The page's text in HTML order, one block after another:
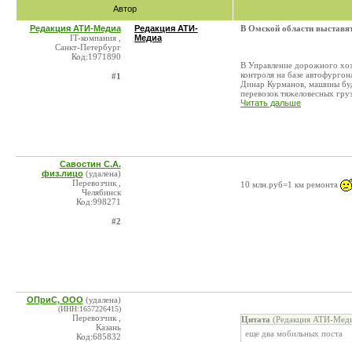
Автор
Редакция АТИ-Медиа
IT-компания ,
Санкт-Петербург
Код:1971890
#1
Редакция АТИ-
Медиа
В Омской области
В Управление дорожного
контроля на базе
Динар Курманов, машины
перевозок тяжеловесных
Читать дальше
Савостин С.А.
физ.лицо (удалена)
Перевозчик ,
Челябинск
Код:998271
#2
10 млн.руб=1 км ремонта
ОПриС, ООО (удалена)
(ИНН:1657226415)
Перевозчик ,
Казань
Код:685832
Цитата (Редакция АТИ-
еще два мобильных поста